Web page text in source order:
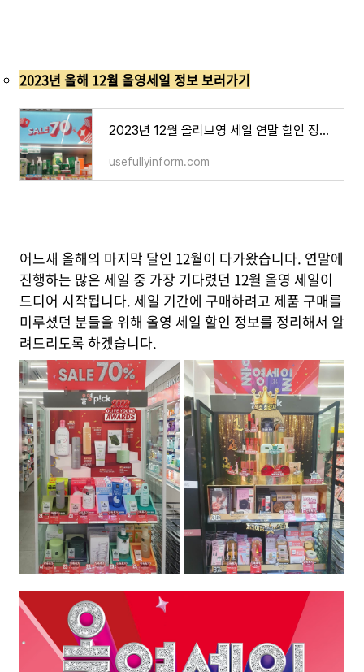
2023년 올해 12월 올영세일 정보 보러가기
2023년 12월 올리브영 세일 연말 할인 정보 올영세일 기간
usefullyinform.com
어느새 올해의 마지막 달인 12월이 다가왔습니다. 연말에
진행하는 많은 세일 중 가장 기다렸던 12월 올영 세일이
드디어 시작됩니다. 세일 기간에 구매하려고 제품 구매를
미루셨던 분들을 위해 올영 세일 할인 정보를 정리해서 알
려드리도록 하겠습니다.